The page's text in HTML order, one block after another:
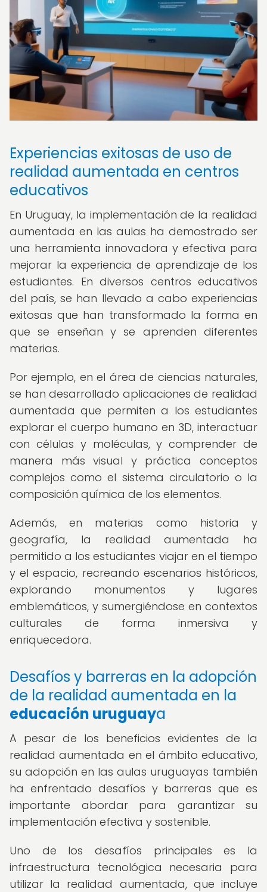
Experiencias exitosas de uso de
realidad aumentada en centros
educativos
En Uruguay, la implementación de la realidad
aumentada en las aulas ha demostrado ser
una herramienta innovadora y efectiva para
mejorar la experiencia de aprendizaje de los
estudiantes. En diversos centros educativos
del país, se han llevado a cabo experiencias
exitosas que han transformado la forma en
que se enseñan y se aprenden diferentes
materias.
Por ejemplo, en el área de ciencias naturales,
se han desarrollado aplicaciones de realidad
aumentada que permiten a los estudiantes
explorar el cuerpo humano en 3D, interactuar
con células y moléculas, y comprender de
manera más visual y práctica conceptos
complejos como el sistema circulatorio o la
composición química de los elementos.
Además, en materias como historia y
geografía, la realidad aumentada ha
permitido a los estudiantes viajar en el tiempo
y el espacio, recreando escenarios históricos,
explorando monumentos y lugares
emblemáticos, y sumergiéndose en contextos
culturales de forma inmersiva y
enriquecedora.
Desafíos y barreras en la adopción
de la realidad aumentada en la
educación uruguaya
A pesar de los beneficios evidentes de la
realidad aumentada en el ámbito educativo,
su adopción en las aulas uruguayas también
ha enfrentado desafíos y barreras que es
importante abordar para garantizar su
implementación efectiva y sostenible.
Uno de los desafíos principales es la
infraestructura tecnológica necesaria para
utilizar la realidad aumentada, que incluye